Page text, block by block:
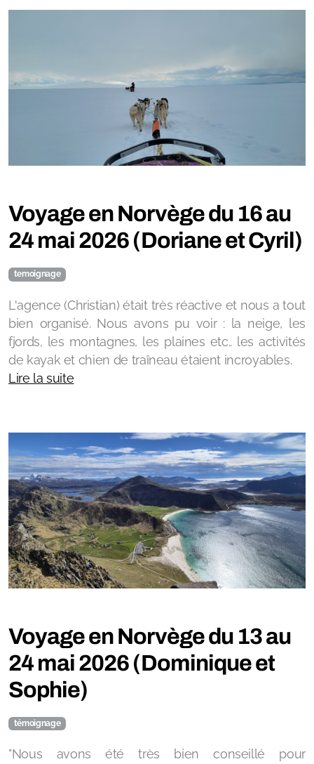
Voyage en Norvège du 16 au
24 mai 2026 (Doriane et Cyril)
temoignage
L'agence (Christian) était très réactive et nous a tout
bien organisé. Nous avons pu voir : la neige, les
fjords, les montagnes, les plaines etc.. les activités
de kayak et chien de traîneau étaient incroyables.
Lire la suite
Voyage en Norvège du 13 au
24 mai 2026 (Dominique et
Sophie)
témoignage
"Nous avons été très bien conseillé pour